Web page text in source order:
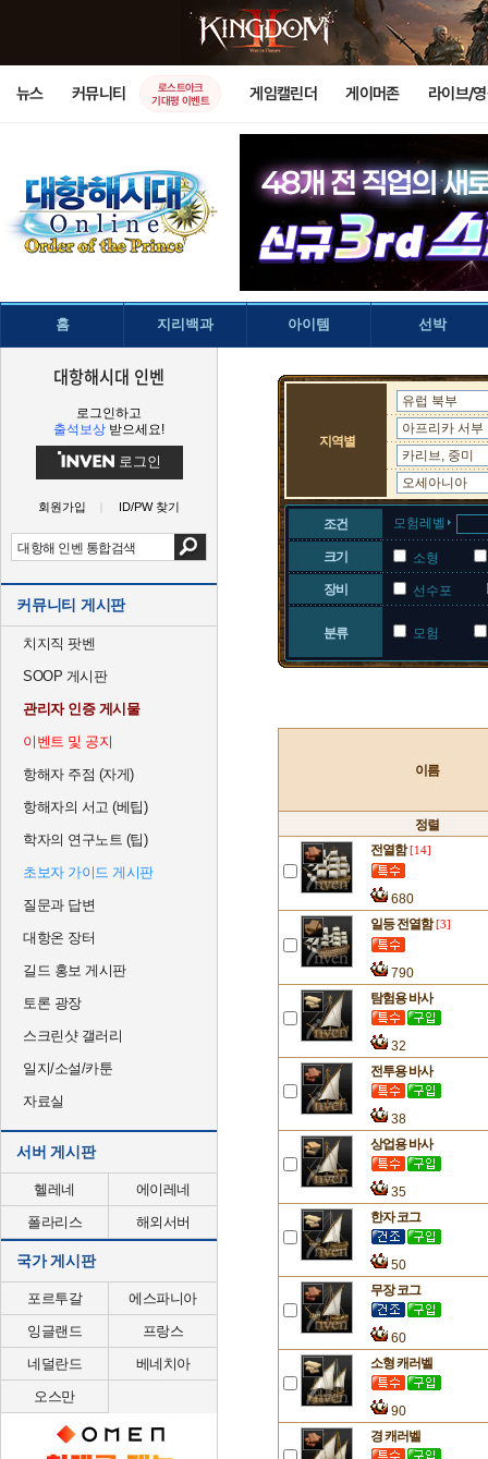
뉴스 커뮤니티
로스트아크
기대평 이벤트
게임캘린더 게이머존 라이브/
홈 지리백과 아이템 선박
대항해시대 인벤
로그인하고
출석보상 받으세요!
로그인
회원가입 ID/PW 찾기
커뮤니티 게시판
치지직 팟벤
SOOP 게시판
관리자 인증 게시물
이벤트 및 공지
항해자 주점 (자게)
항해자의 서고 (베팁)
학자의 연구노트 (팁)
초보자 가이드 게시판
질문과 답변
대항온 장터
길드 홍보 게시판
토론 광장
스크린샷 갤러리
일지/소설/카툰
자료실
서버 게시판
헬레네
에이레네
폴라리스
해외서버
국가 게시판
포르투갈
에스파니아
잉글랜드
프랑스
네덜란드
베네치아
오스만
지역별
유럽 북부
아프리카 서부
카리브, 중미
오세아니아
조건 모험레벨
크기 소형
장비 선수포
분류 모험
이름
정렬
전열함 [14]
680
일등 전열함 [3]
790
탐험용 바사
32
전투용 바사
38
상업용 바사
35
한자 코그
50
무장 코그
60
소형 캐러벨
90
경 캐러벨